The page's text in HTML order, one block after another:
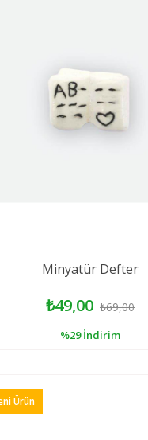
Minyatür Defter
₺49,00 ₺69,00
%29 İndirim
Ürün